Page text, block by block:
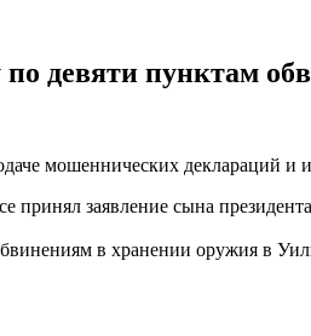
девяти пунктам
мошеннических деклараций и
заявление сына
в хранении оружия в